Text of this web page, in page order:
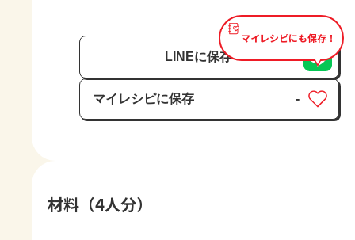
マイレシピにも保存！
LINEに保存
マイレシピに保存
保存済み
-
材料（4人分）